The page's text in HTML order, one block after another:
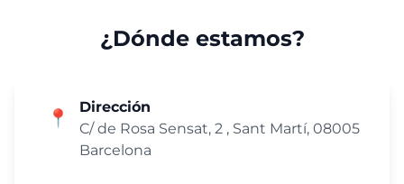
¿Dónde estamos?
📍
Dirección
C/ de Rosa Sensat, 2 , Sant Martí, 08005
Barcelona